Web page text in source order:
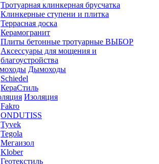
Тротуарная клинкерная брусчатка
Клинкерные ступени и плитка
Террасная доска
Керамогранит
Плиты бетонные тротуарные ВЫБОР
Аксессуары для мощения и
благоустройства
Дымоходы
Schiedel
КераСтиль
Изоляция
Fakro
ONDUTISS
Tyvek
Tegola
Мегаизол
Klober
Геотекстиль